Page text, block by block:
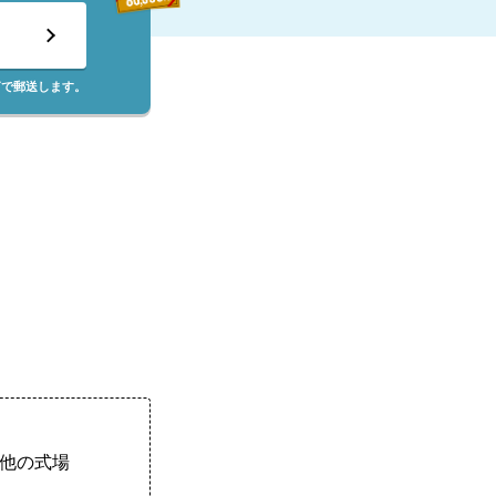
郵送します。
の式場